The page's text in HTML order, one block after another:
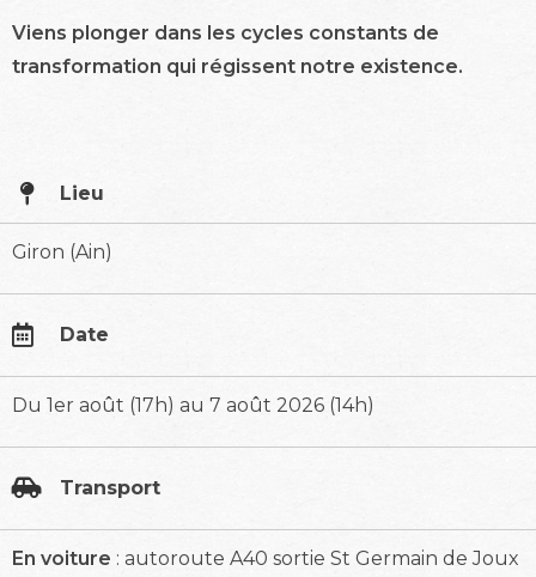
Viens plonger dans les cycles constants de
transformation qui régissent notre existence.
Lieu
Giron (Ain)
Date
Du 1er août (17h) au 7 août 2026 (14h)
Transport
En voiture : autoroute A40 sortie St Germain de Joux